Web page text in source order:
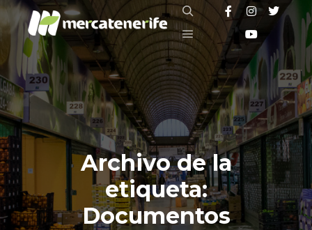
Buscar
Menú principal
Archivo de la
etiqueta:
Documentos